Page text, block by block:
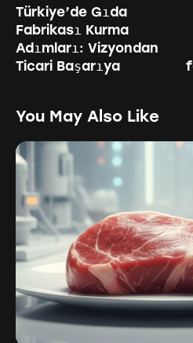
Türkiye’de Gıda
Fabrikası Kurma
Adımları: Vizyondan
Ticari Başarıya
You May Also Like